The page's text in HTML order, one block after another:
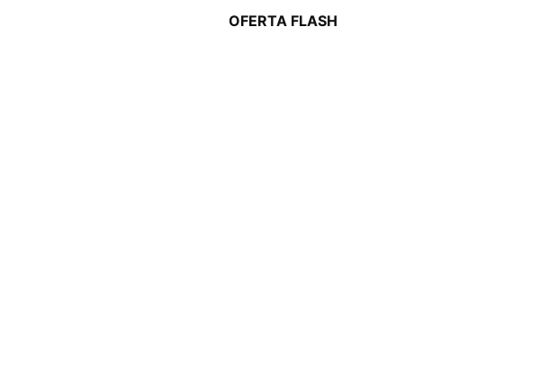
OFERTA FLASH